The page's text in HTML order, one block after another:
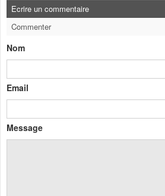
Ecrire un commentaire
Commenter
Nom
Email
Message